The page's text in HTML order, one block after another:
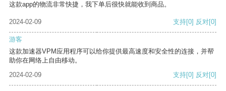
这款app的物流非常快捷，我下单后很快就能收到商品。
2024-02-09 支持[0] 反对[0]
游客
这款加速器VPM应用程序可以给你提供最高速度和安全性的连接，并帮
助你在网络上自由移动。
2024-02-09
支持[0] 反对[0]